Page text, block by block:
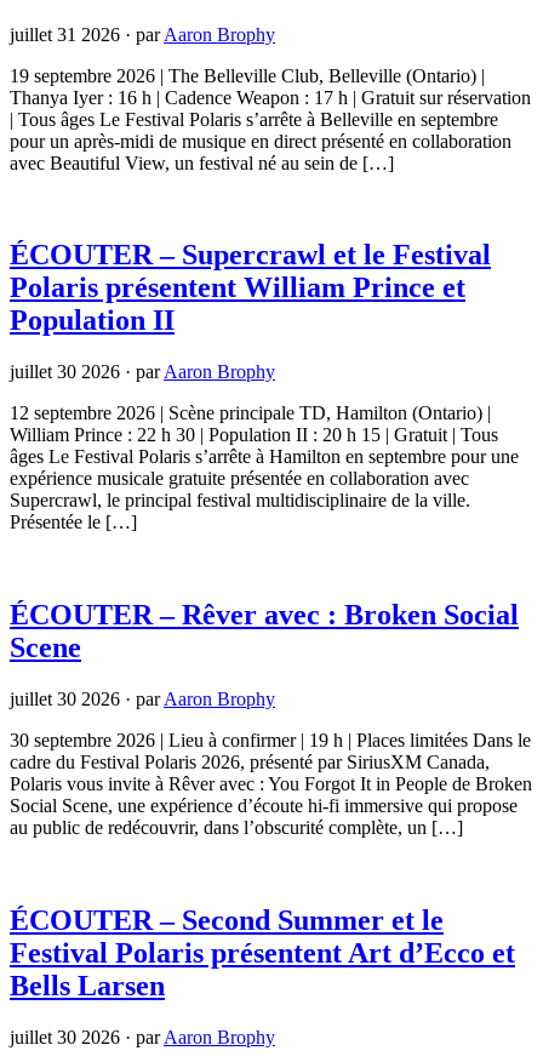
juillet 31 2026 · parAaron Brophy
19 septembre 2026 | The Belleville Club, Belleville (Ontario) |
Thanya Iyer : 16 h | Cadence Weapon : 17 h | Gratuit sur réservation
| Tous âges Le Festival Polaris s’arrête à Belleville en septembre
pour un après-midi de musique en direct présenté en collaboration
avec Beautiful View, un festival né au sein de […]
ÉCOUTER – Supercrawl et le Festival
Polaris présentent William Prince et
Population II
juillet 30 2026 · parAaron Brophy
12 septembre 2026 | Scène principale TD, Hamilton (Ontario) |
William Prince : 22 h 30 | Population II : 20 h 15 | Gratuit | Tous
âges Le Festival Polaris s’arrête à Hamilton en septembre pour une
expérience musicale gratuite présentée en collaboration avec
Supercrawl, le principal festival multidisciplinaire de la ville.
Présentée le […]
ÉCOUTER – Rêver avec : Broken Social
Scene
juillet 30 2026 · parAaron Brophy
30 septembre 2026 | Lieu à confirmer | 19 h | Places limitées Dans le
cadre du Festival Polaris 2026, présenté par SiriusXM Canada,
Polaris vous invite à Rêver avec : You Forgot It in People de Broken
Social Scene, une expérience d’écoute hi-fi immersive qui propose
au public de redécouvrir, dans l’obscurité complète, un […]
ÉCOUTER – Second Summer et le
Festival Polaris présentent Art d’Ecco et
Bells Larsen
juillet 30 2026 · parAaron Brophy